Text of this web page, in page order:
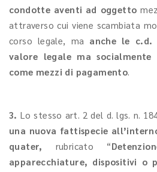
condotte aventi ad oggetto
attraverso cui viene scambiata
corso legale, ma anche le
valore legale ma
come mezzi di pagamento.
3. Lo stesso art. 2 del d. lgs. n.
una nuova fattispecie
quater, rubricato “
apparecchiature, dispositivi o